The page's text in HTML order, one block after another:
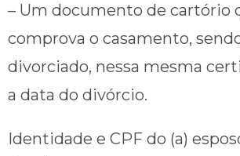
– Um documento de cartório
comprova o casamento,
divorciado, nessa mesma
a data do divórcio.
Identidade e CPF do (a)